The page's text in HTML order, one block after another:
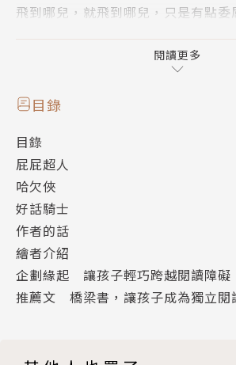
飛到哪兒，就飛到哪兒，只是有點
─的打個哈欠，離他再遠的人或東
他吸到身邊。好話騎士是哈欠俠的弟
「髒話金剛」，因為他也有超能力，
校長先生暗自羨慕超能力小子們的特
了各種怪招對付他們，超能力小子們
和超能力小子們的對抗，究竟誰會獲
作者介紹
林哲璋
這個人創作兒童文學，因為喜歡「
ogs」。他聽人家說「兒童三段論法
一座孤島；二、兒童是人；三、沒有
閱讀更多
目錄
目錄
屁屁超人
哈欠俠
好話騎士
作者的話
繪者介紹
企劃緣起 讓孩子輕巧跨越閱讀障礙
推薦文 橋梁書，讓孩子成為獨立閱